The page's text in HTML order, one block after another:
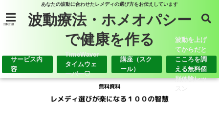
あなたの波動に合わせたレメディの選び方をお伝えしています
menu
波動療法・ホメオパシー
で健康を作る
サービス内
容
TimeWaver
タイムウェ
ーバー♡
講座（スク
ール）
波動を上げ
てからだと
こころを調
える無料個
別体験レッ